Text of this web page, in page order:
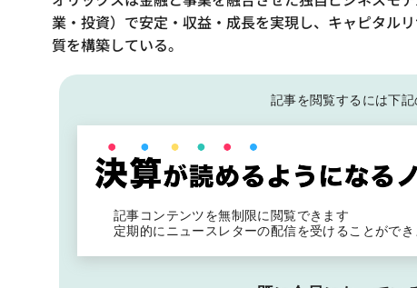
業・投資）で安定・収益・成長を実現し、キャピタル
質を構築している。
記事を閲覧するには下記
記事コンテンツを無制限に閲覧できます
定期的にニュースレターの配信を受けることがで